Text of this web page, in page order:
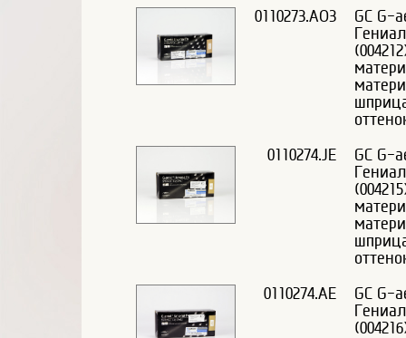
0110273.AO3
GC G-
0110274.JE
GC G-
0110274.AE
GC G-